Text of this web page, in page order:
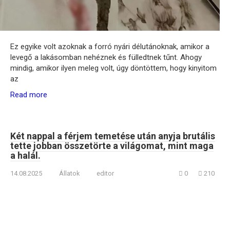
Ez egyike volt azoknak a forró nyári délutánoknak, amikor a
levegő a lakásomban nehéznek és fülledtnek tűnt. Ahogy
mindig, amikor ilyen meleg volt, úgy döntöttem, hogy kinyitom
az
Read more
Két nappal a férjem temetése után anyja brutális
tette jobban összetörte a világomat, mint maga
a halál.
14.08.2025 Állatok editor 0 210